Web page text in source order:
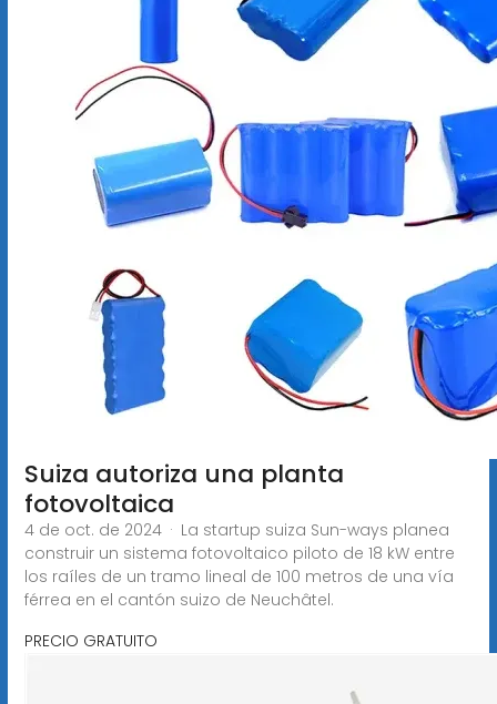
Suiza autoriza una planta
fotovoltaica
4 de oct. de 2024 · La startup suiza Sun-ways planea
construir un sistema fotovoltaico piloto de 18 kW entre
los raíles de un tramo lineal de 100 metros de una vía
férrea en el cantón suizo de Neuchâtel.
PRECIO GRATUITO